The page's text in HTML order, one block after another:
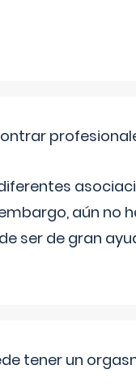
aún no
ser de gran
tener un